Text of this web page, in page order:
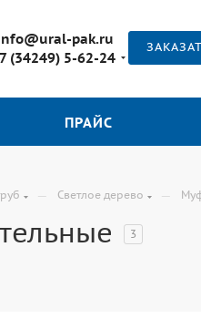
pak.ru
(34249) 5-62-24
ПРАЙС
— Светлое дерево —
3